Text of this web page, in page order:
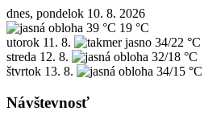
dnes, pondelok 10. 8. 2026
39 °C 19 °C
utorok 11. 8.
34/22 °C
streda 12. 8.
32/18 °C
štvrtok 13. 8. 34/15 °C
Návštevnosť